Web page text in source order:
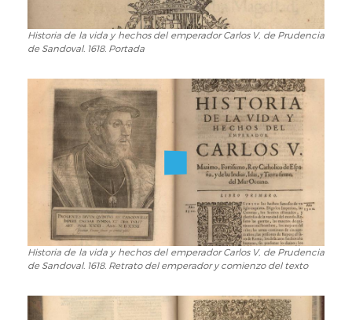
Alemania
Historia
de
emperador
Carlos
Prudencia
Sandoval.
1618.
Historia de la vida y hechos del emperador Carlos V, de Prudencia
de Sandoval. 1618. Portada
Historia
de
vida
Historia de la vida y hechos del emperador Carlos V, de Prudencia
de Sandoval. 1618. Retrato del emperador y comienzo del texto